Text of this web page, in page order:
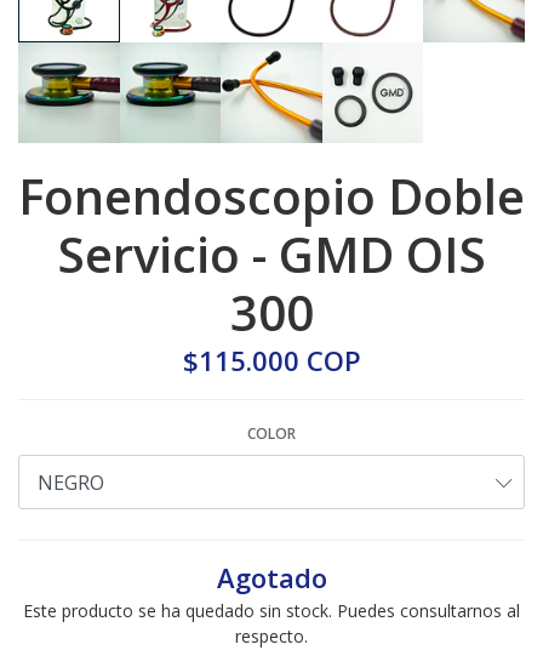
Fonendoscopio Doble
Servicio - GMD OIS
300
$115.000 COP
COLOR
Agotado
Este producto se ha quedado sin stock. Puedes consultarnos al
respecto.